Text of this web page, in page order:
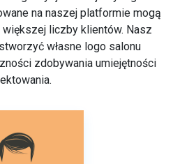
na naszej platformie mogą
liczby klientów. Nasz
własne logo salonu
zdobywania umiejętności